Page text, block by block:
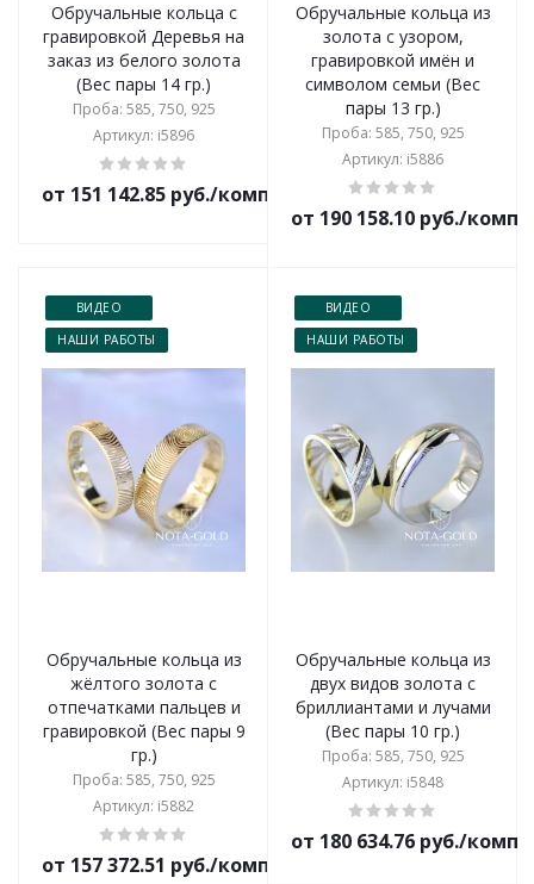
Обручальные кольца с
гравировкой Деревья на
заказ из белого золота
(Вес пары 14 гр.)
Проба: 585, 750, 925
Артикул: i5896
от 151 142.85 руб./комплект
Обручальные кольца из
золота с узором,
гравировкой имён и
символом семьи (Вес
пары 13 гр.)
Проба: 585, 750, 925
Артикул: i5886
от 190 158.10 руб./
ВИДЕО
НАШИ РАБОТЫ
Обручальные кольца из
жёлтого золота с
отпечатками пальцев и
гравировкой (Вес пары 9
гр.)
Проба: 585, 750, 925
Артикул: i5882
от 157 372.51 руб./комплект
ВИДЕО
НАШИ РАБОТЫ
Обручальные кольца из
двух видов золота с
бриллиантами и лучами
(Вес пары 10 гр.)
Проба: 585, 750, 925
Артикул: i5848
от 180 634.76 руб./